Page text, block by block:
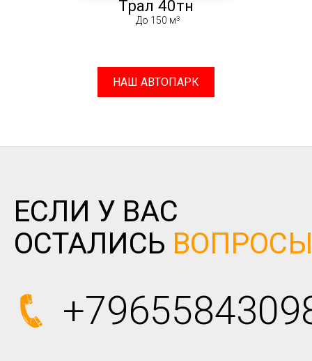
Трал 40тн
До 150 м
НАШ АВТОПАРК
ЕСЛИ У ВАС
ОСТАЛИСЬ